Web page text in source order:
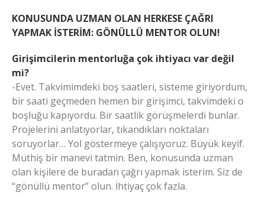
KONUSUNDA UZMAN OLAN HERKESE ÇAĞRI
YAPMAK İSTERİM: GÖNÜLLÜ MENTOR OLUN!
Girişimcilerin mentorluğa çok ihtiyacı var değil
mi?
-Evet. Takvimimdeki boş saatleri, sisteme giriyordum,
bir saati geçmeden hemen bir girişimci, takvimdeki o
boşluğu kapıyordu. Bir saatlik görüşmelerdi bunlar.
Projelerini anlatıyorlar, tıkandıkları noktaları
soruyorlar… Yol göstermeye çalışıyoruz. Büyük keyif.
Müthiş bir manevi tatmin. Ben, konusunda uzman
olan kişilere de buradan çağrı yapmak isterim. Siz de
“gönüllü mentor” olun. İhtiyaç çok fazla.